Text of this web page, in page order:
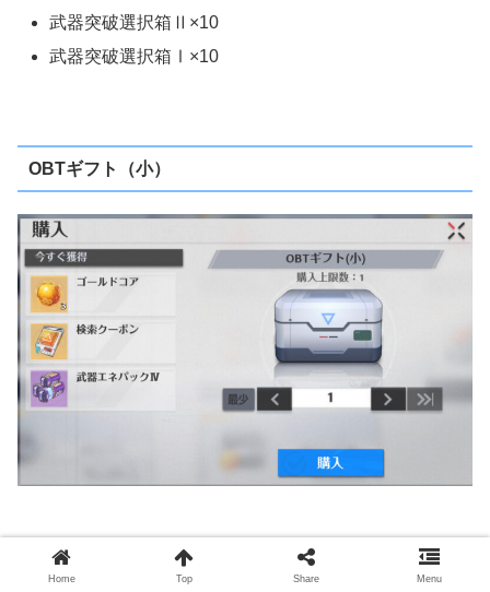
武器突破選択箱Ⅱ×10
武器突破選択箱Ⅰ×10
OBTギフト（小）
価格
Home Top Share Menu